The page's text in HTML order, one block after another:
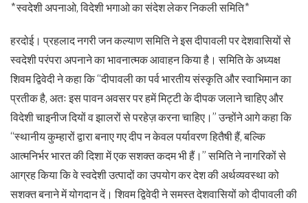
*स्वदेशी अपनाओ, विदेशी भगाओ का संदेश लेकर निकली समिति*
हरदोई। प्रहलाद नगरी जन कल्याण समिति ने इस दीपावली पर देशवासियों से
स्वदेशी परंपरा अपनाने का भावनात्मक आवाहन किया है। समिति के अध्यक्ष
शिवम द्विवेदी ने कहा कि “दीपावली का पर्व भारतीय संस्कृति और स्वाभिमान का
प्रतीक है, अतः इस पावन अवसर पर हमें मिट्टी के दीपक जलाने चाहिए और
विदेशी चाइनीज दियों व झालरों से परहेज़ करना चाहिए।” उन्होंने आगे कहा कि
“स्थानीय कुम्हारों द्वारा बनाए गए दीप न केवल पर्यावरण हितैषी हैं, बल्कि
आत्मनिर्भर भारत की दिशा में एक सशक्त कदम भी हैं।” समिति ने नागरिकों से
आग्रह किया कि वे स्वदेशी उत्पादों का उपयोग कर देश की अर्थव्यवस्था को
सशक्त बनाने में योगदान दें। शिवम द्विवेदी ने समस्त देशवासियों को दीपावली की